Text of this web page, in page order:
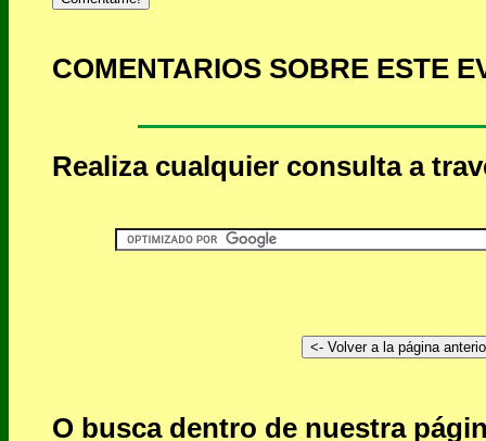
COMENTARIOS SOBRE ESTE
Realiza cualquier consulta a
O busca dentro de nuestra